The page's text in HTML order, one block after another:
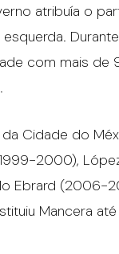
atribuía o
com mais de
Cidade do
2000),
Ebrard (2006-
Mancera